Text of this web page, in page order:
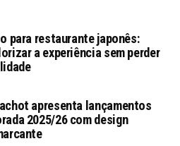
para restaurante japonês:
a experiência sem perder
apresenta lançamentos
2025/26 com design